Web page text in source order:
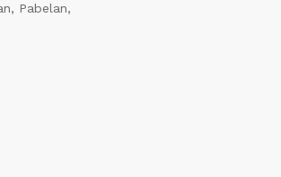
Pabelan,